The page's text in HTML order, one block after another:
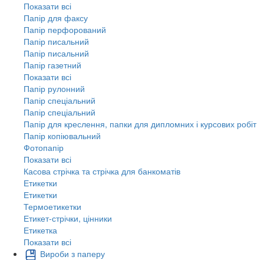
Показати всі
Папір для факсу
Папір перфорований
Папір писальний
Папір писальний
Папір газетний
Показати всі
Папір рулонний
Папір спеціальний
Папір спеціальний
Папір для креслення, папки для дипломних і курсових робіт
Папір копіювальний
Фотопапір
Показати всі
Касова стрічка та стрічка для банкоматів
Етикетки
Етикетки
Термоетикетки
Етикет-стрічки, цінники
Етикетка
Показати всі
Вироби з паперу